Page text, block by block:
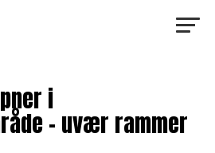
i
– uvær rammer